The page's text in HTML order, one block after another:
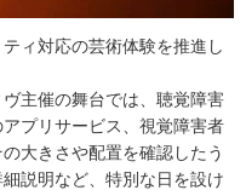
ィ対応の芸術体験を推進し
主催の舞台では、聴覚障害
プリサービス、視覚障害者
大きさや配置を確認したう
説明など、特別な日を設け